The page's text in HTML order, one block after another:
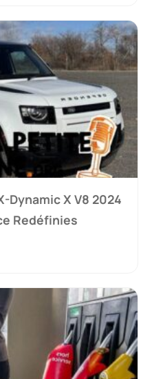
Dynamic X V8 2024
Redéfinies